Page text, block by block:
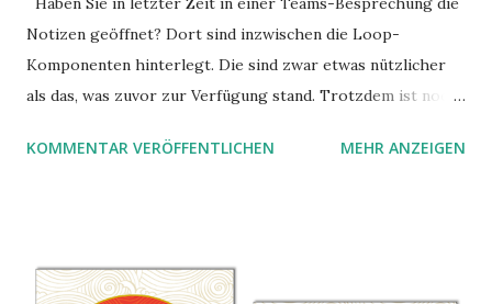
Notizen geöffnet? Dort sind inzwischen die Loop-
Komponenten hinterlegt. Die sind zwar etwas nützlicher
als das, was zuvor zur Verfügung stand. Trotzdem ist noch
Stolperfallen. Hier ein erster, kritischer Blick auf das was
KOMMENTAR VERÖFFENTLICHEN MEHR ANZEIGEN